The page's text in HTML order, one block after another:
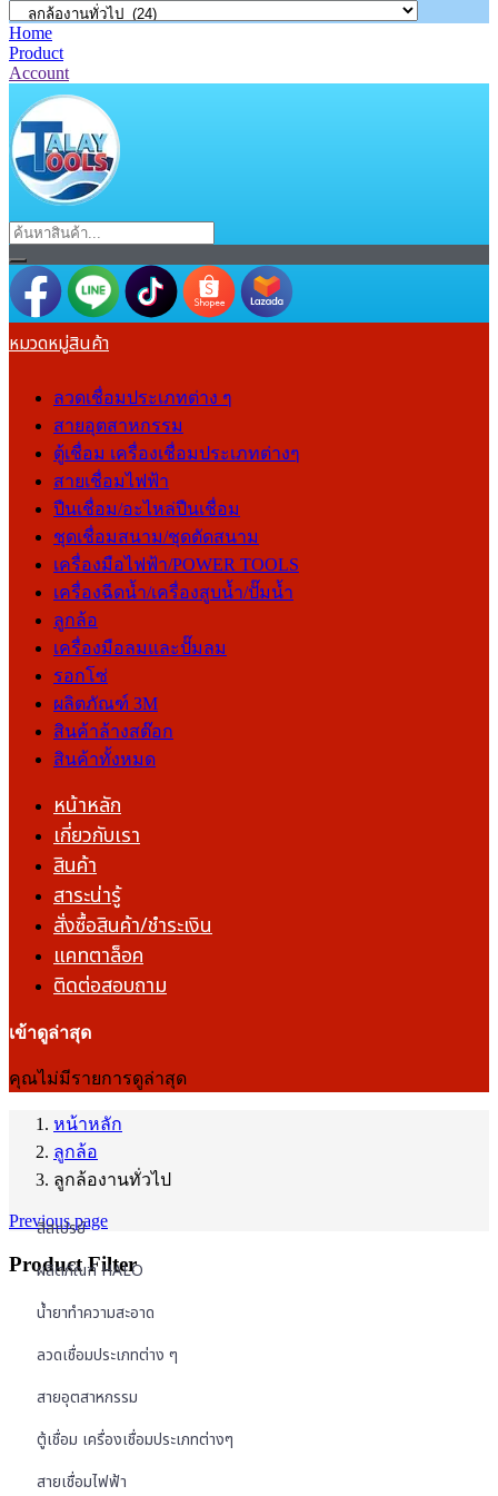
Home
Product
Account
หมวดหมู่สินค้า
ลวดเชื่อมประเภทต่าง ๆ
สายอุตสาหกรรม
ตู้เชื่อม เครื่องเชื่อมประเภทต่างๆ
สายเชื่อมไฟฟ้า
ปืนเชื่อม/อะไหล่ปืนเชื่อม
ชุดเชื่อมสนาม/ชุดตัดสนาม
เครื่องมือไฟฟ้า/POWER TOOLS
เครื่องฉีดน้ำ/เครื่องสูบน้ำ/ปั๊มน้ำ
ลูกล้อ
เครื่องมือลมและปั๊มลม
รอกโซ่
ผลิตภัณฑ์ 3M
สินค้าล้างสต๊อก
สินค้าทั้งหมด
หน้าหลัก
เกี่ยวกับเรา
สินค้า
สาระน่ารู้
สั่งซื้อสินค้า/ชำระเงิน
แคทตาล็อค
ติดต่อสอบถาม
เข้าดูล่าสุด
คุณไม่มีรายการดูล่าสุด
หน้าหลัก
ลูกล้อ
ลูกล้องานทั่วไป
Previous page
Product Filter
สีสเปรย์
ผลิตภัณฑ์ HALO
น้ำยาทำความสะอาด
ลวดเชื่อมประเภทต่าง ๆ
สายอุตสาหกรรม
ตู้เชื่อม เครื่องเชื่อมประเภทต่างๆ
สายเชื่อมไฟฟ้า